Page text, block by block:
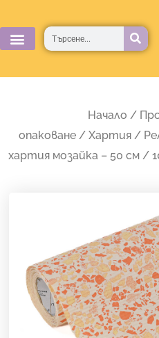
to
content
Търсене
Начало /
опаковане/ Хартия/
хартия мозайка – 50 см /